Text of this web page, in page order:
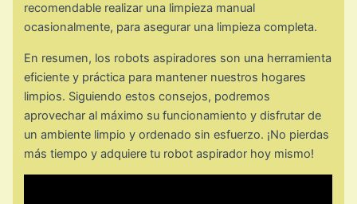
recomendable realizar una limpieza manual
ocasionalmente, para asegurar una limpieza completa.
En resumen, los robots aspiradores son una herramienta
eficiente y práctica para mantener nuestros hogares
limpios. Siguiendo estos consejos, podremos
aprovechar al máximo su funcionamiento y disfrutar de
un ambiente limpio y ordenado sin esfuerzo. ¡No pierdas
más tiempo y adquiere tu robot aspirador hoy mismo!